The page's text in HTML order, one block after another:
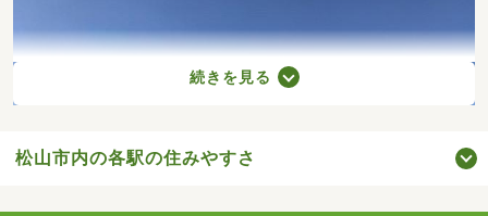
続きを見る
松山市内の各駅の住みやすさ